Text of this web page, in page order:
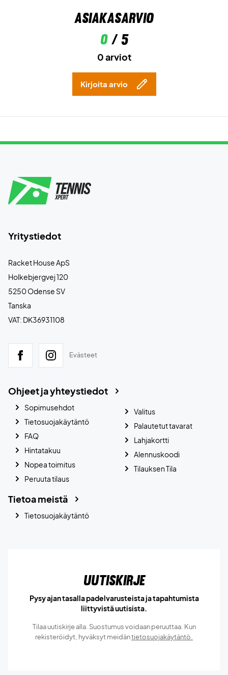
Asiakasarvio
0/ 5
0 arviot
Kirjoita arvio
Yritystiedot
Racket House ApS
Holkebjergvej 120
5250 Odense SV
Tanska
VAT: DK36931108
Evästeet
Ohjeet ja yhteystiedot
Sopimusehdot
Tietosuojakäytäntö
FAQ
Hintatakuu
Nopea toimitus
Peruuta tilaus
Valitus
Palautetut tavarat
Lahjakortti
Alennuskoodi
Tilauksen Tila
Tietoa meistä
Tietosuojakäytäntö
Uutiskirje
Pysy ajan tasalla padelvarusteista ja tapahtumista
liittyvistä uutisista.
Tilaa uutiskirje alla. Suostumus voidaan peruuttaa. Kun
rekisteröidyt, hyväksyt meidäntietosuojakäytäntö.